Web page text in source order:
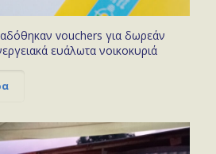
vouchers για δωρεάν
ευάλωτα νοικοκυριά